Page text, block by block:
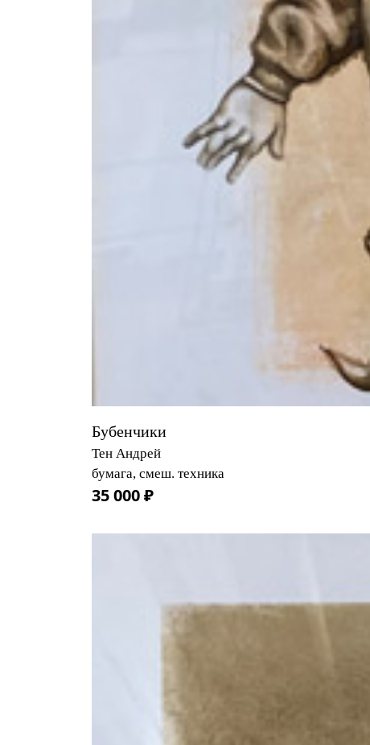
Бубенчики
Тен Андрей
бумага, смеш. техника
35 000 ₽